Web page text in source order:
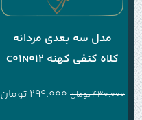
مدل سه بعدی مردانه
کلاه کنفی کهنه C01N012
430.000تومان 299.000 تومان